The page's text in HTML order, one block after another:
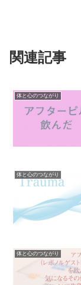
関連記事
体と心のつながり
体と心のつながり
体と心のつながり